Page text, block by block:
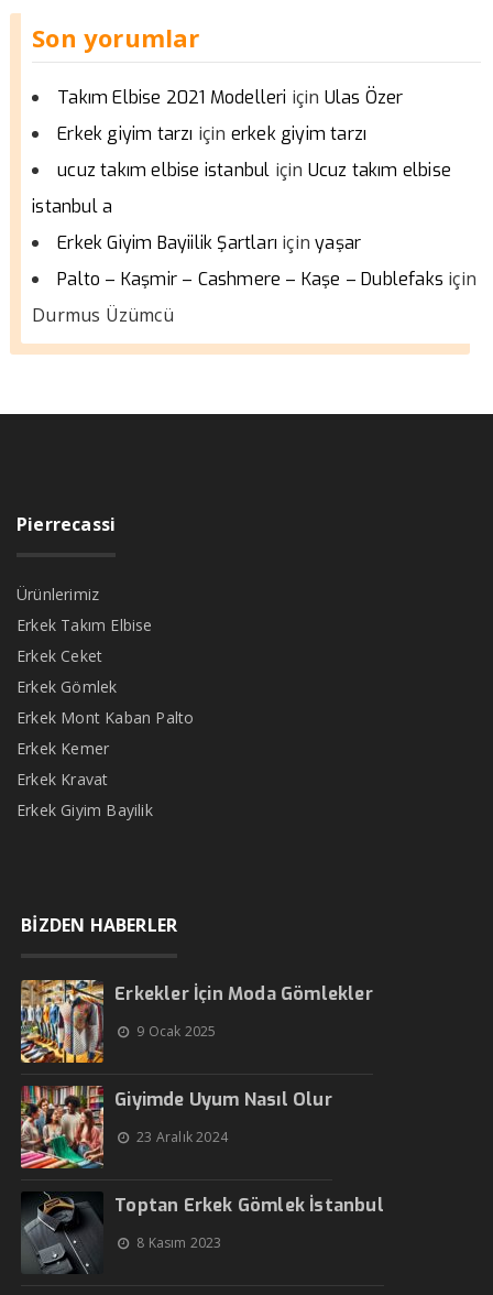
Son yorumlar
Takım Elbise 2021 Modelleri için Ulas Özer
Erkek giyim tarzı için erkek giyim tarzı
ucuz takım elbise istanbul için Ucuz takım elbise
istanbul a
Erkek Giyim Bayiilik Şartları içinyaşar
Palto – Kaşmir – Cashmere – Kaşe – Dublefaks için
Durmus Üzümcü
Pierrecassi
Ürünlerimiz
Erkek Takım Elbise
Erkek Ceket
Erkek Gömlek
Erkek Mont Kaban Palto
Erkek Kemer
Erkek Kravat
Erkek Giyim Bayilik
BİZDEN HABERLER
Erkekler İçin Moda Gömlekler
9 Ocak 2025
Giyimde Uyum Nasıl Olur
23 Aralık 2024
Toptan Erkek Gömlek İstanbul
8 Kasım 2023